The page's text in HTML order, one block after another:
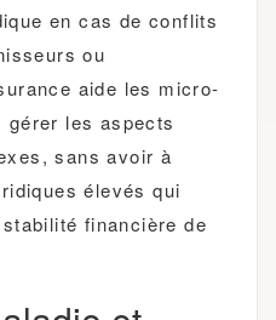
en cas de conflits
ou
aide les micro-
gérer les aspects
sans avoir à
élevés qui
financière de